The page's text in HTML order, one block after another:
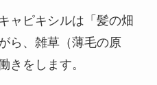
ャピキシルは「髪の畑
ら、雑草（薄毛の原
きをします。